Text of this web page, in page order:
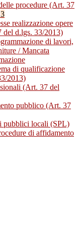
procedure (Art. 37
3
realizzazione opere
d.lgs. 33/2013)
di lavori,
/ Mancata
di qualificazione
2013)
(Art. 37 del
pubblico (Art. 37
pubblici locali (SPL)
di affidamento